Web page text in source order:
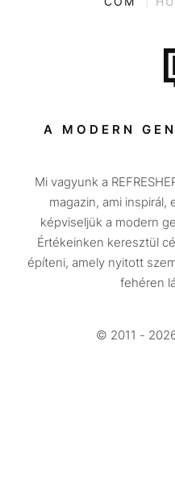
Tech-
A MODERN
Mi vagyunk a
magazin, ami inspirál,
képviseljük a modern
Értékeinken keresztül
építeni, amely nyitott
fehéren
© 2011 - 2026